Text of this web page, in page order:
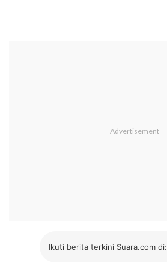
Ikuti berita terkini Suara.com di: